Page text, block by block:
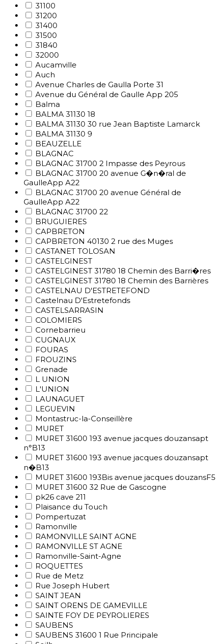
31100
31200
31400
31500
31840
32000
Aucamville
Auch
Avenue Charles de Gaulla Porte 31
Avenue du Général de Gaulle App 205
Balma
BALMA 31130 18
BALMA 31130 30 rue Jean Baptiste Lamarck
BALMA 31130 9
BEAUZELLE
BLAGNAC
BLAGNAC 31700 2 Impasse des Peyrous
BLAGNAC 31700 20 avenue G�n�ral de
GaulleApp A22
BLAGNAC 31700 20 avenue Général de
GaulleApp A22
BLAGNAC 31700 22
BRUGUIERES
CAPBRETON
CAPBRETON 40130 2 rue des Muges
CASTANET TOLOSAN
CASTELGINEST
CASTELGINEST 31780 18 Chemin des Barri�res
CASTELGINEST 31780 18 Chemin des Barrières
CASTELNAU D'ESTRETEFOND
Castelnau D'Estretefonds
CASTELSARRASIN
COLOMIERS
Cornebarrieu
CUGNAUX
FOURAS
FROUZINS
Grenade
L UNION
L'UNION
LAUNAGUET
LEGUEVIN
Montastruc-la-Conseillère
MURET
MURET 31600 193 avenue jacques douzansapt
n°B13
MURET 31600 193 avenue jacques douzansapt
n�B13
MURET 31600 193Bis avenue jacques douzansF5
MURET 31600 32 Rue de Gascogne
pk26 cave 211
Plaisance du Touch
Pompertuzat
Ramonville
RAMONVILLE SAINT AGNE
RAMONVILLE ST AGNE
Ramonville-Saint-Agne
ROQUETTES
Rue de Metz
Rue Joseph Hubert
SAINT JEAN
SAINT ORENS DE GAMEVILLE
SAINTE FOY DE PEYROLIERES
SAUBENS
SAUBENS 31600 1 Rue Principale